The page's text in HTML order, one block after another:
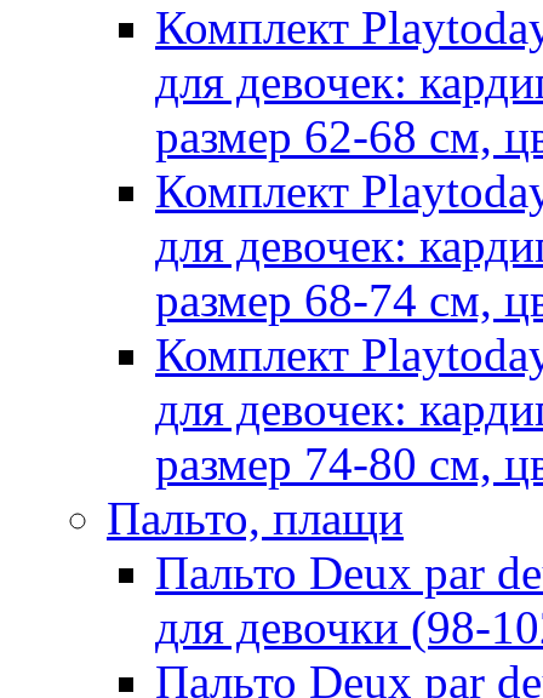
Комплект
для девочек:
размер 62-68 см,
Комплект
для девочек:
размер 68-74 см,
Комплект
для девочек:
размер 74-80 см,
Пальто, плащи
Пальто Deux par
для девочки (98-
Пальто Deux par